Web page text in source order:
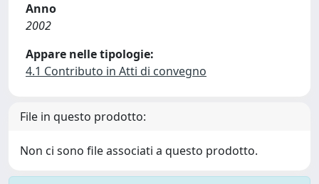
Anno
2002
Appare nelle tipologie:
4.1 Contributo in Atti di convegno
File in questo prodotto:
Non ci sono file associati a questo prodotto.